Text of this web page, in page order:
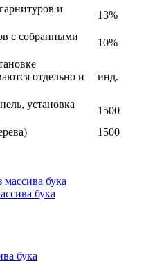
и
13%
с собранными
10%
отдельно и
инд.
установка
1500
1500
бука